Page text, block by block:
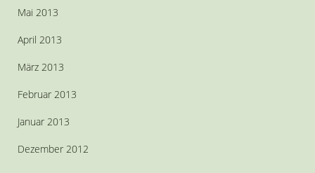
Mai 2013
April 2013
März 2013
Februar 2013
Januar 2013
Dezember 2012